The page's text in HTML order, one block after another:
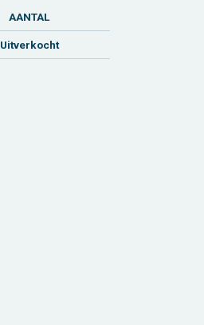
AAN­TAL
Uit­ver­kocht